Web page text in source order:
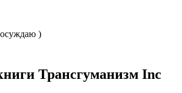
)
Трансгуманизм Inc